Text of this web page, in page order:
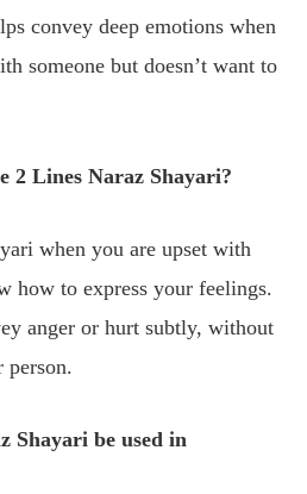
convey deep emotions when
someone but doesn’t want to
2 Lines Naraz Shayari?
when you are upset with
how to express your feelings.
anger or hurt subtly, without
person.
Shayari be used in